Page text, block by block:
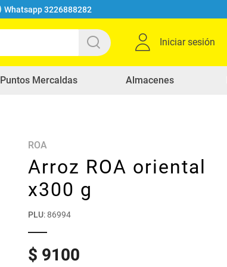
Whatsapp 3226888282
Iniciar sesión
Puntos Mercaldas Almacenes
ROA
Arroz ROA oriental
x300 g
PLU:86994
$ 9100